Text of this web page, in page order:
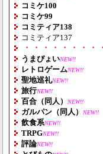
コミケ100
コミケ99
コミティア138
コミティア137
・・・・・・・・
うまぴょいNEW!!
レトロゲームNEW!!
聖地巡礼NEW!!
旅行NEW!!
百合（同人） NEW!!
ガルパン（同人） NEW!!
飲食系NEW!!
TRPGNEW!!
評論NEW!!